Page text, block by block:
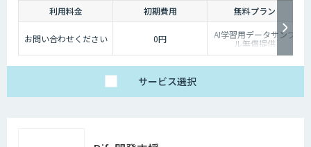
利用料金 初期費用 無料プラン
お問い合わせください 0円 AI学習用データサンプ
ル無償提供
サービス選択